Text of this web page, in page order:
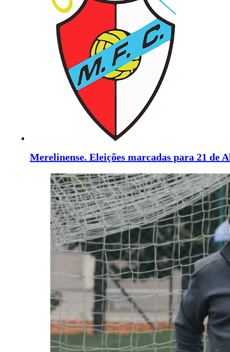
Merelinense. Eleições marcadas para 21 de